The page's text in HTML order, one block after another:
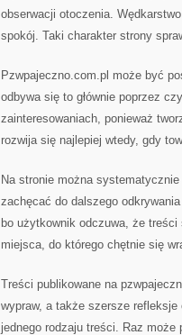
obserwacji otoczenia.
spokój. Taki charakter strony
Pzwpajeczno.com.pl może być
odbywa się to głównie poprzez
zainteresowaniach, ponieważ
rozwija się najlepiej wtedy, gdy
Na stronie można
zachęcać do dalszego
bo użytkownik odczuwa, że
miejsca, do którego chętnie się
Treści publikowane na
wypraw, a także szersze
jednego rodzaju treści. Raz